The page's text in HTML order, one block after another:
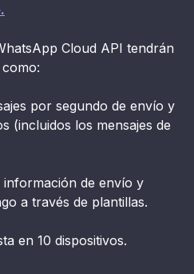
Cloud API tendrán
por segundo de envío y
(incluidos los mensajes de
de envío y
a través de plantillas.
en 10 dispositivos.